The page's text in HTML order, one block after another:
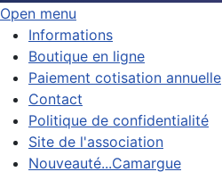
Open menu
Informations
Boutique en ligne
Paiement cotisation annuelle
Contact
Politique de confidentialité
Site de l'association
Nouveauté...Camargue